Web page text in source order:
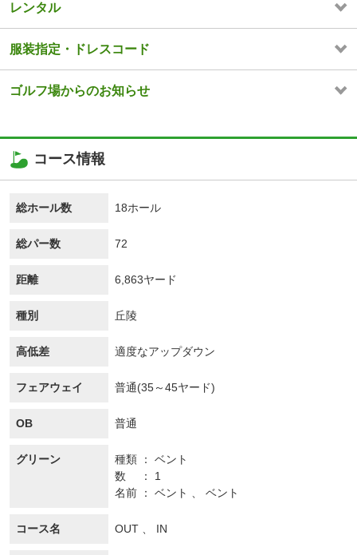
レンタル
服装指定・ドレスコード
ゴルフ場からのお知らせ
コース情報
総ホール数 18ホール
総パー数 72
距離 6,863ヤード
種別 丘陵
高低差 適度なアップダウン
フェアウェイ 普通(35～45ヤード)
OB 普通
グリーン 種類
ベント
数
1
名前
ベント 、 ベント
コース名 OUT 、 IN